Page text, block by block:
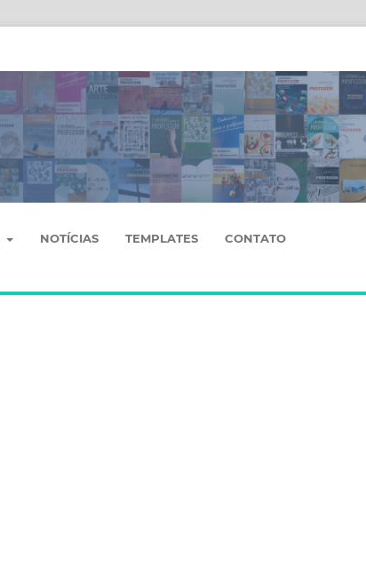
NOTÍCIAS TEMPLATES CONTATO